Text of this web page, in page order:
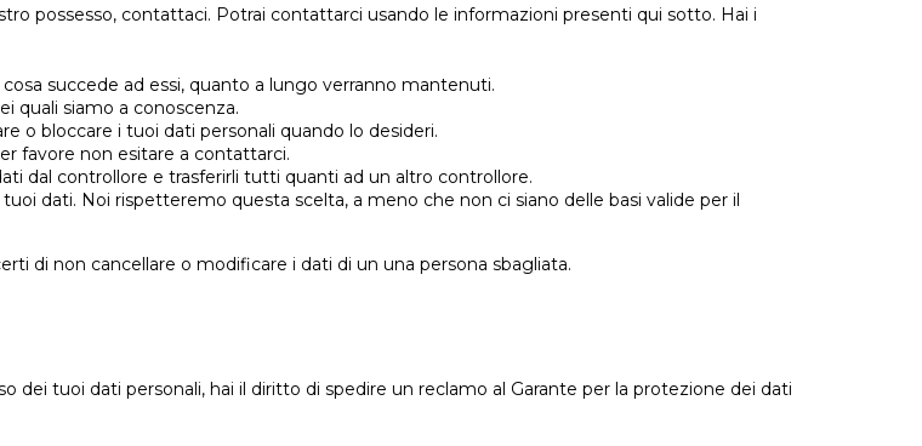
possesso, contattaci. Potrai contattarci usando le informazioni presenti qui sotto. Hai i
succede ad essi, quanto a lungo verranno mantenuti.
quali siamo a conoscenza.
o bloccare i tuoi dati personali quando lo desideri.
favore non esitare a contattarci.
dal controllore e trasferirli tutti quanti ad un altro controllore.
dati. Noi rispetteremo questa scelta, a meno che non ci siano delle basi valide per il
di non cancellare o modificare i dati di un una persona sbagliata.
dei tuoi dati personali, hai il diritto di spedire un reclamo al Garante per la protezione dei dati